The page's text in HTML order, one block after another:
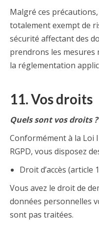
Malgré ces
totalement exempt de
sécurité affectant des
prendrons les mesures
la réglementation
11. Vos droits
Quels sont vos droits ?
Conformément à la Loi
RGPD, vous disposez
Droit d’accès (article
Vous avez le droit de
données personnelles
sont pas traitées.